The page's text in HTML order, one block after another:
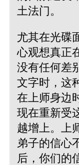
土法门。
尤其在光碟
心观想真正
没有任何差
文字时，这
在上师身边
现在重新受
越增上。上
弟子的信心
后，你们的